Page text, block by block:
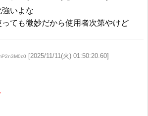
いよな
ても微妙だから使用者次第やけど
[2025/11/11(火) 01:50:20.60]